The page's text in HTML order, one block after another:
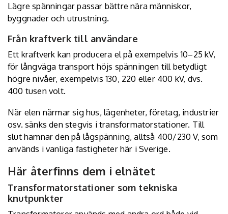
Lägre spänningar passar bättre nära människor,
byggnader och utrustning.
Från kraftverk till användare
Ett kraftverk kan producera el på exempelvis 10–25 kV,
för långväga transport höjs spänningen till betydligt
högre nivåer, exempelvis 130, 220 eller 400 kV, dvs.
400 tusen volt.
När elen närmar sig hus, lägenheter, företag, industrier
osv. sänks den stegvis i transformatorstationer. Till
slut hamnar den på lågspänning, alltså 400/230 V, som
används i vanliga fastigheter här i Sverige.
Här återfinns dem i elnätet
Transformatorstationer som tekniska
knutpunkter